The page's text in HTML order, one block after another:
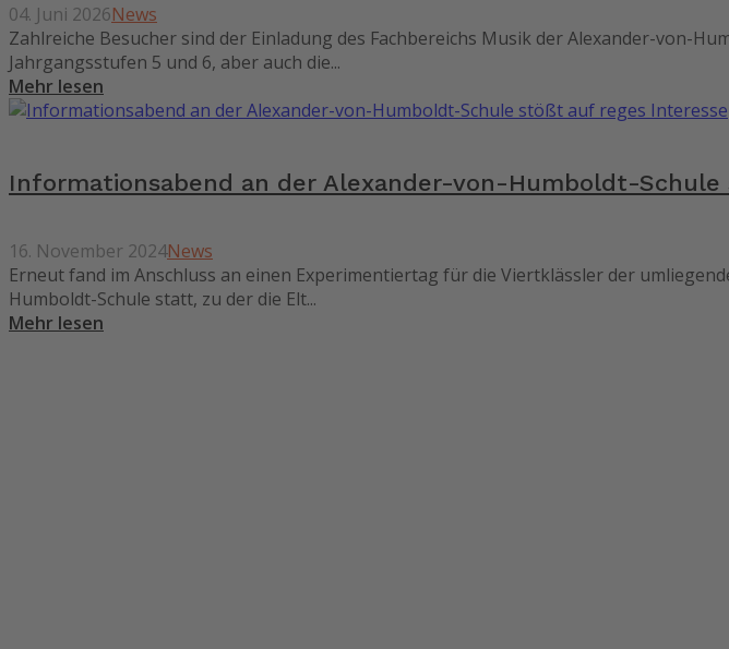
04. Juni 2026News
Zahlreiche Besucher sind der Einladung des Fachbereichs Musik der Alexander-von-
Jahrgangsstufen 5 und 6, aber auch die...
Mehr lesen
Informationsabend an der Alexander-von-Humboldt-
16. November 2024News
Erneut fand im Anschluss an einen Experimentiertag für die Viertklässler der
Humboldt-Schule statt, zu der die Elt...
Mehr lesen